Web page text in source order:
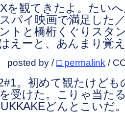
Xを観てきたよ。たい
パイ映画で満足した
トと橋桁くぐりスタ
えーと、あんまり覚
posted by /□ permalink /
。初めて観たけど
受けた。こりゃ当た
どんとこいだ